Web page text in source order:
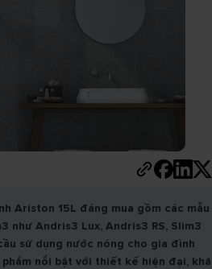
Ariston 15L đáng mua gồm các mẫu
như Andris3 Lux, Andris3 RS, Slim3
sử dụng nước nóng cho gia đình
nổi bật với thiết kế hiện đại, khả